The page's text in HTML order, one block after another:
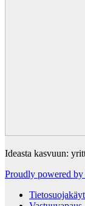
Ideasta kasvuun:
Proudly powered by